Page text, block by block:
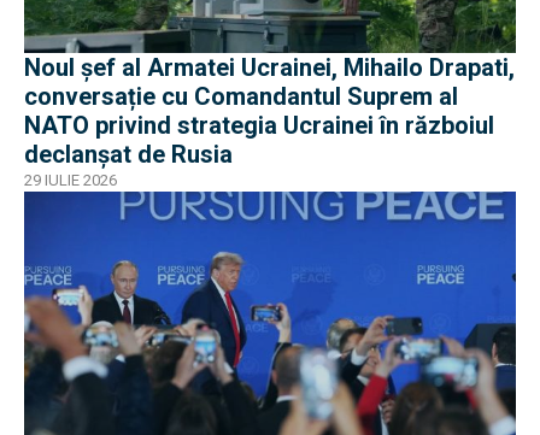
Noul șef al Armatei Ucrainei, Mihailo Drapati,
conversație cu Comandantul Suprem al
NATO privind strategia Ucrainei în războiul
declanșat de Rusia
29 IULIE 2026